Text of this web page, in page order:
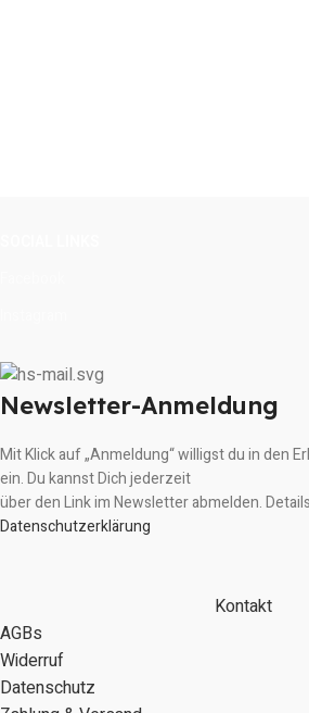
Newsletter-Anmeldung
Mit Klick auf „Anmeldung“ willigst du in den
ein. Du kannst Dich jederzeit
über den Link im Newsletter abmelden.
Datenschutzerklärung
Kontakt
AGBs
Widerruf
Datenschutz